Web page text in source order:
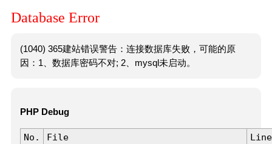
Database Error
(1040) 365建站错误警告：连接数据库失败，可能的原
因：1、数据库密码不对; 2、mysql未启动。
PHP Debug
No. File
Line